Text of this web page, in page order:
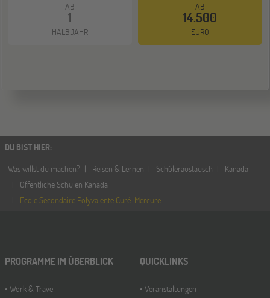
AB
1
HALBJAHR
AB
14.500
EURO
DU BIST HIER:
Was willst du machen?
Reisen & Lernen Schüleraustausch
Kanada
Öffentliche Schulen Kanada
Ecole Secondaire Polyvalente Curé-Mercure
PROGRAMME IM ÜBERBLICK
Work & Travel
QUICKLINKS
Veranstaltungen